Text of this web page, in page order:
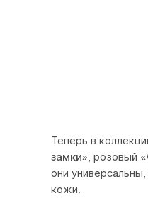
Теперь в
замки», розовый
они
кожи.